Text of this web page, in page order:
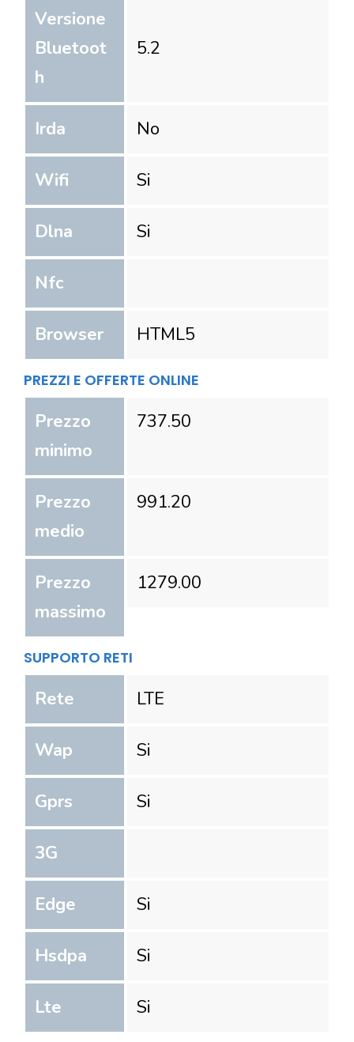
Versione
Bluetoot
h
5.2
Irda No
Wifi Si
Dlna Si
Nfc
Browser HTML5
PREZZI E OFFERTE ONLINE
Prezzo
minimo
737.50
Prezzo
medio
991.20
Prezzo
massimo
1279.00
SUPPORTO RETI
Rete LTE
Wap Si
Gprs Si
3G
Edge Si
Hsdpa Si
Lte Si